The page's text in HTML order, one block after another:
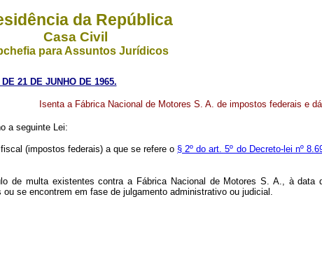
da República
Casa Civil
para Assuntos Jurídicos
21 DE JUNHO DE 1965.
Isenta a Fábrica Nacional de Motores S. A. de impostos federais e
a seguinte Lei:
(impostos federais) a que se refere o § 2º do art. 5º do Decreto-lei nº
de multa existentes contra a Fábrica Nacional de Motores S. A., à
se encontrem em fase de julgamento administrativo ou judicial.